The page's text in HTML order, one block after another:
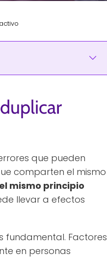
que pueden
comparten el mismo
mismo principio
llevar a efectos
fundamental. Factores
en personas